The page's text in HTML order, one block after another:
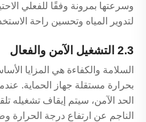
وسرعتها بمرونة وفقًا للفعلي
لتدوير المياه وتحسين راحة
2.3 التشغيل الآمن والفعال
السلامة والكفاءة هي المزايا
بحرارة مستقلة جهاز الحماية.
الحد الآمن، سيتم إيقاف تشغيله
الناجم عن ارتفاع درجة